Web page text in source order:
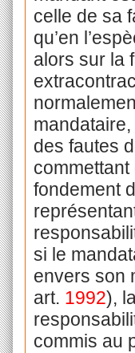
celle de sa
qu’en
alors sur la
des fautes
fondement
si le
envers son
art. 1992),
commis au